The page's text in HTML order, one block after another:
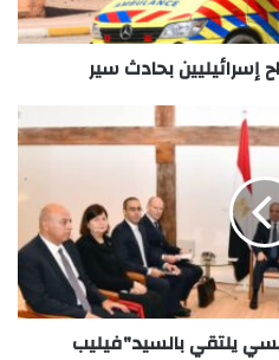
يلتقي بالسيد"فيليب